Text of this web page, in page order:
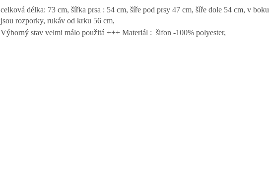
celková délka: 73 cm, šířka prsa : 54 cm, šíře pod prsy 47 cm, šíře dole 54 cm, v boku
jsou rozporky, rukáv od krku 56 cm,
Výborný stav velmi málo použitá +++ Materiál : šifon -100% polyester,